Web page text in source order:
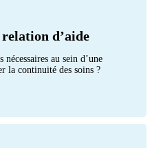
d’aide
au sein d’une
la continuité des soins ?